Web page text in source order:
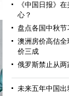
《中国日报》
心？
盘点各国中秋节
澳洲房价高估
价三成
俄罗斯禁止从
未来五年中国